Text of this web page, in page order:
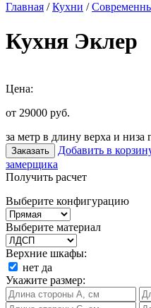
Главная /Кухни /
Кухня Эклер
Цена:
от 29000 руб.
за метр в длину верха и низа
Заказать Добавить в
замерщика
Получить расчет
Выберите конфигурацию
Выберите материал
Верхние шкафы:
нет да
Укажите размер: